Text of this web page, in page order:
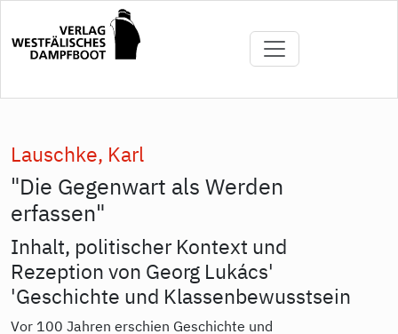
Inhalt
Lauschke, Karl
"Die Gegenwart als Werden
erfassen"
Inhalt, politischer Kontext und
Rezeption von Georg Lukács'
'Geschichte und Klassenbewusstsein
Vor 100 Jahren erschien Geschichte und